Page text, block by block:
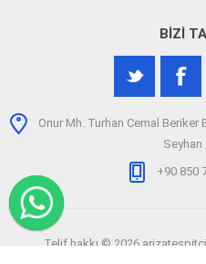
BIZI
Onur Mh. Turhan Cemal
Seyhan
+90 850
Telif hakkı © 2026